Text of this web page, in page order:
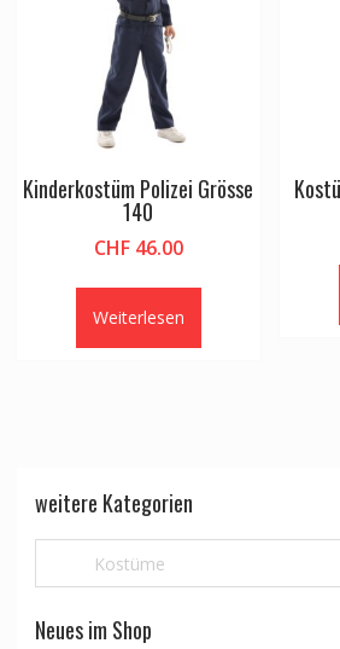
Kinderkostüm Polizei Grösse
140
CHF46.00
Weiterlesen
weitere Kategorien
Kostüme
Neues im Shop